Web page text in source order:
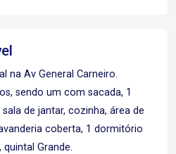
na Av General Carneiro.
sendo um com sacada, 1
de jantar, cozinha, área de
coberta, 1 dormitório
Grande.